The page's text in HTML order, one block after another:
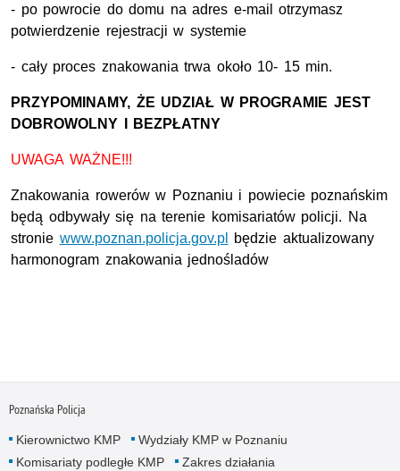
- po powrocie do domu na adres e-mail otrzymasz
potwierdzenie rejestracji w systemie
- cały proces znakowania trwa około 10- 15 min.
PRZYPOMINAMY, ŻE UDZIAŁ W PROGRAMIE JEST
DOBROWOLNY I BEZPŁATNY
UWAGA WAŻNE!!!
Znakowania rowerów w Poznaniu i powiecie poznańskim
będą odbywały się na terenie komisariatów policji. Na
stronie www.poznan.policja.gov.pl
będzie aktualizowany
harmonogram znakowania jednośladów
Poznańska Policja
Kierownictwo KMP
Wydziały KMP w Poznaniu
Komisariaty podległe KMP
Zakres działania